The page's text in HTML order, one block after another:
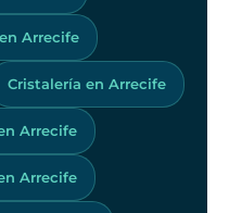
Arrecife
Cristalería en Arrecife
Arrecife
Arrecife